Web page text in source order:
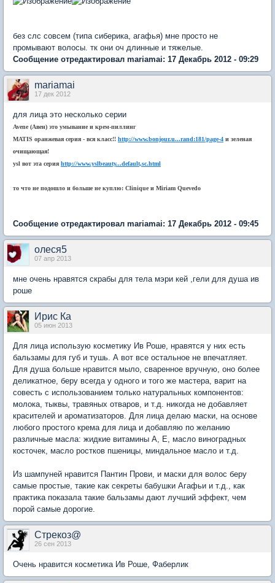
без слс совсем (типа сиберика, агафья) мне просто не
промывают волосы. тк они оч длинные и тяжелые.
Сообщение отредактировал mariamai: 17 Декабрь 2012 - 09:29
mariamai
17 дек 2012
для лица это несколько серии
Avene (Авен) это умывание и крем-пиллинг
MATIS оранжевая серия - вся класс!! http://www.bonjour.u...rand:181/page-4 и зеленая
очищающая!
ysl вот эта серия http://www.yslbeauty...default,sc.html
то что не подошло и больше не куплю: Clinique и Miriam Quevedo
Сообщение отредактировал mariamai: 17 Декабрь 2012 - 09:45
олеся5
07 апр 2013
мне очень нравятся скрабы для тела мэри кей ,гели для душа ив
роше
Ирис Ка
05 июн 2013
Для лица использую косметику Ив Роше, нравятся у них есть
бальзамы для губ и тушь. А вот все остальное не впечатляет.
Для душа больше нравится мыло, сваренное вручную, оно более
деликатное, беру всегда у одного и того же мастера, варит на
совесть с использованием только натуральных компонентов:
молока, тыквы, травяных отваров, и т.д. никогда не добавляет
красителей и ароматизаторов. Для лица делаю маски, на основе
любого простого крема для лица и добавляю по желанию
различные масла: жидкие витамины А, Е, масло виноградных
косточек, масло ростков пшеницы, миндальное масло и т.д.
Из шампуней нравится Пантин Прови, и маски для волос беру
самые простые, такие как секреты бабушки Агафьи и т.д., как
практика показала такие бальзамы дают лучший эффект, чем
порой самые дорогие.
Стрекоз@
26 сен 2013
Очень нравится косметика Ив Роше, Фаберлик